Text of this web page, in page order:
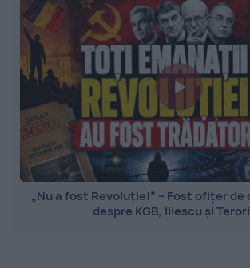
„Nu a fost Revoluție!” – Fost ofițer
despre KGB, Iliescu și